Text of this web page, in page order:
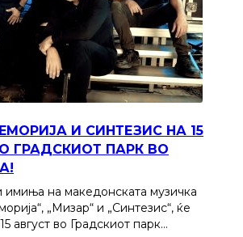
И СИНТЕЗИС НА 15
ГРАДСКИОТ ПАРК ВО
имиња на македонската музичка
„Мизар“ и „Синтезис“, ќе
август во Градскиот парк…